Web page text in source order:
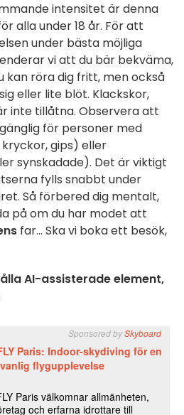
intensitet är denna
alla under 18 år. För att
under bästa möjliga
vi att du bär bekväma,
kan röra dig fritt, men också
eller lite blöt. Klackskor,
inte tillåtna. Observera att
för personer med
gips) eller
synskadade). Det är viktigt
fylls snabbt under
Så förbered dig mentalt,
på om du har modet att
far... Ska vi boka ett besök,
AI-assisterade element,